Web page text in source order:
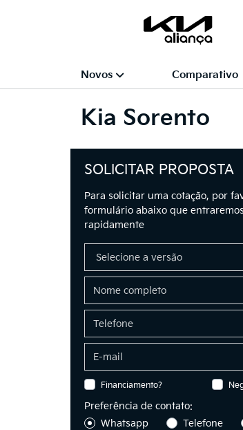
Novos Comparativo
Kia Sorento
SOLICITAR PROPOSTA
Para solicitar uma cotação, por
formulário abaixo que
rapidamente
Financiamento?
Preferência de contato:
Whatsapp
Telefone